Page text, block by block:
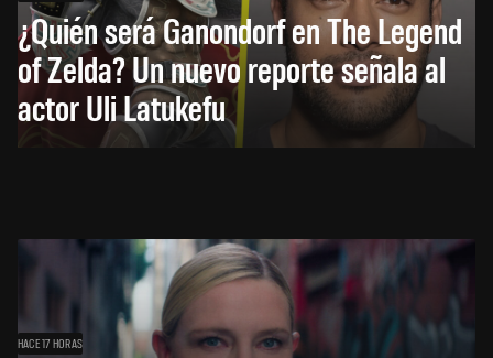
¿Quién será Ganondorf en The Legend
of Zelda? Un nuevo reporte señala al
actor Uli Latukefu
HACE 17 HORAS